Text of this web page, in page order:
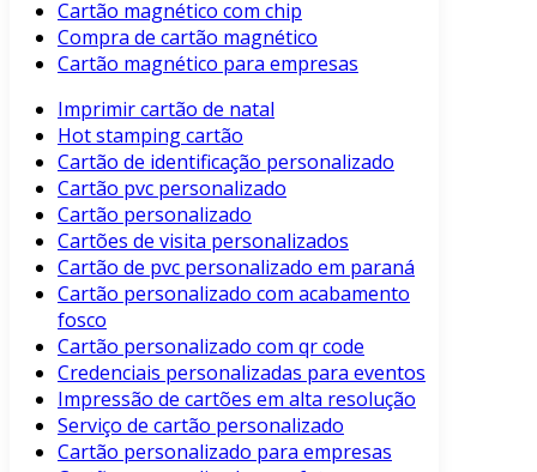
Cartão magnético com chip
Compra de cartão magnético
Cartão magnético para empresas
Imprimir cartão de natal
Hot stamping cartão
Cartão de identificação personalizado
Cartão pvc personalizado
Cartão personalizado
Cartões de visita personalizados
Cartão de pvc personalizado em paraná
Cartão personalizado com acabamento
fosco
Cartão personalizado com qr code
Credenciais personalizadas para eventos
Impressão de cartões em alta resolução
Serviço de cartão personalizado
Cartão personalizado para empresas